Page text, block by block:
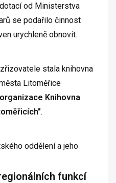
od Ministerstva
se podařilo činnost
urychleně obnovit.
stala knihovna
Litoměřice
Knihovna
.
oddělení a jeho
funkcí